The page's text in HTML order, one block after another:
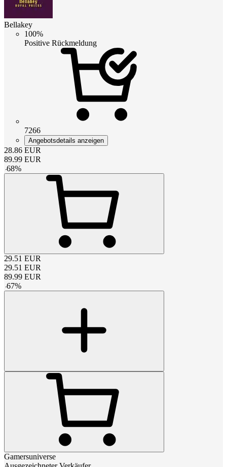
Bellakey
100%
Positive Rückmeldung
7266
Angebotsdetails anzeigen
28.86 EUR
89.99 EUR
-68%
29.51 EUR
29.51 EUR
89.99 EUR
-67%
Gamersuniverse